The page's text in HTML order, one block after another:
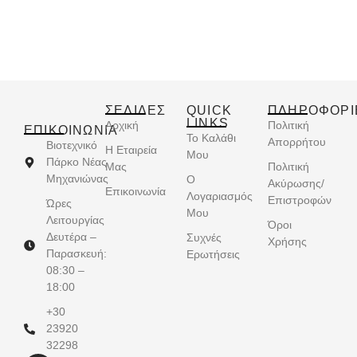
ΕΠΙΚΟΙΝΩΝΊΑ
Βιοτεχνικό
Πάρκο Νέας
Μηχανιώνας
Ώρες
Λειτουργίας
Δευτέρα –
Παρασκευή:
08:30 –
18:00
+30
23920
32298
ΣΕΛΙΔΕΣ
Αρχική
Η Εταιρεία
Μας
Επικοινωνία
QUICK
LINKS
Το Καλάθι
Μου
Ο
Λογαριασμός
Μου
Συχνές
Ερωτήσεις
Πολιτική
Απορρήτου
Πολιτική
Ακύρωσης/
Επιστροφών
Όροι
Χρήσης